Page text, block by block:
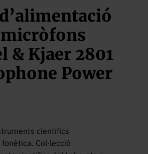
micròfons
& Kjaer 2801
Power
científics
Col·lecció